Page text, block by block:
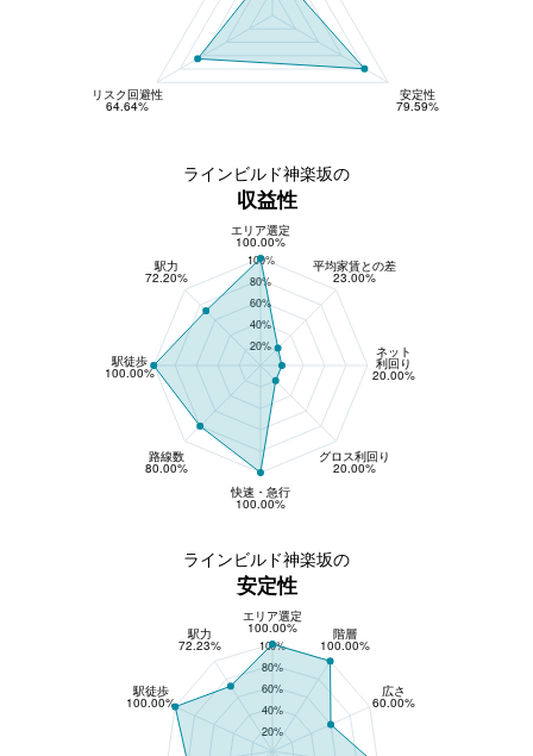
リスク回避性
64.64%
安定性
79.59%
ラインビルド神楽坂の
収益性
100%
エリア選定
100.00%
駅力
72.20%
駅徒歩
100.00%
路線数
80.00%
快速・急行
100.00%
グロス利回り
20.00%
ネット
利回り
20.00%
平均家賃との差
23.00%
80%
60%
40%
20%
ラインビルド神楽坂の
安定性
100%
エリア選定
100.00%
駅力
72.23%
駅徒歩
100.00%
広さ
60.00%
階層
100.00%
80%
60%
40%
20%